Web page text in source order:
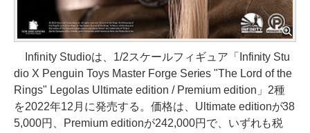
Infinity Studioは、1/2スケールフィギュア「Infinity Stu
dio X Penguin Toys Master Forge Series "The Lord of the
Rings" Legolas Ultimate edition / Premium edition」2種
を2022年12月に発売する。価格は、Ultimate editionが38
5,000円、Premium editionが242,000円で、いずれも税